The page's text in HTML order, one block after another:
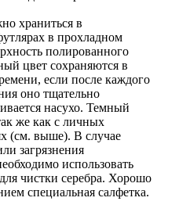
храниться в
в прохладном
полированного
цвет сохраняются в
если после каждого
оно тщательно
насухо. Темный
же как с личных
(см. выше). В случае
загрязнения
использовать
чистки серебра. Хорошо
специальная салфетка.